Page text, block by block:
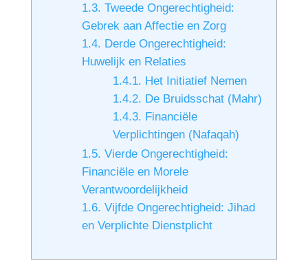
1.3. Tweede Ongerechtigheid:
Gebrek aan Affectie en Zorg
1.4. Derde Ongerechtigheid:
Huwelijk en Relaties
1.4.1. Het Initiatief Nemen
1.4.2. De Bruidsschat (Mahr)
1.4.3. Financiële
Verplichtingen (Nafaqah)
1.5. Vierde Ongerechtigheid:
Financiële en Morele
Verantwoordelijkheid
1.6. Vijfde Ongerechtigheid: Jihad
en Verplichte Dienstplicht